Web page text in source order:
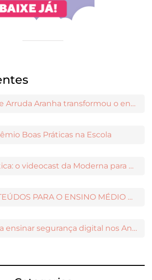
Maria Lúcia de Arruda Aranha transformou o ensino de Filosofia no Brasil
Boas Práticas na Escola
PNLD Na Prática: o videocast da Moderna para apoiar a escolha das obras aprovadas
NOVOS CONTEÚDOS PARA O ENSINO MÉDIO DISPONÍVEIS NO MODERNAMIGOS
Dinâmica para ensinar segurança digital nos Anos Iniciais